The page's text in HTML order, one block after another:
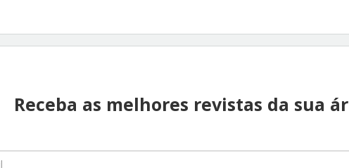
Receba as melhores revistas da sua